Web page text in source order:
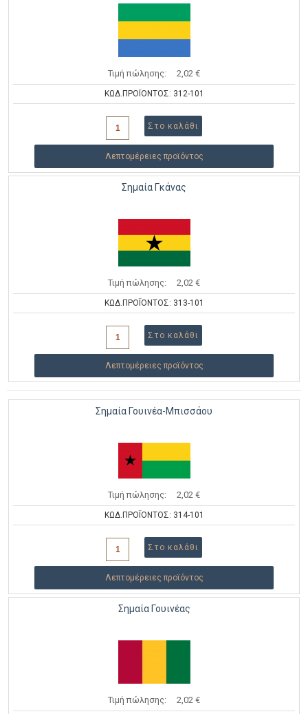
Τιμή πώλησης: 2,02 €
ΚΩΔ.ΠΡΟΪΟΝΤΟΣ: 312-101
Λεπτομέρειες προϊόντος
Σημαία Γκάνας
Τιμή πώλησης: 2,02 €
ΚΩΔ.ΠΡΟΪΟΝΤΟΣ: 313-101
Λεπτομέρειες προϊόντος
Σημαία Γουινέα-Μπισσάου
Τιμή πώλησης: 2,02 €
ΚΩΔ.ΠΡΟΪΟΝΤΟΣ: 314-101
Λεπτομέρειες προϊόντος
Σημαία Γουινέας
Τιμή πώλησης: 2,02 €